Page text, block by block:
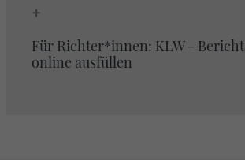
+
Für Richter*innen: KLW - Bericht
online ausfüllen